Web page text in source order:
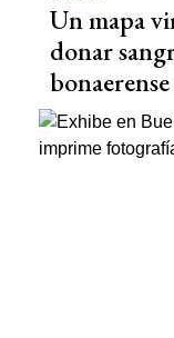
Un mapa
donar
bonaerense